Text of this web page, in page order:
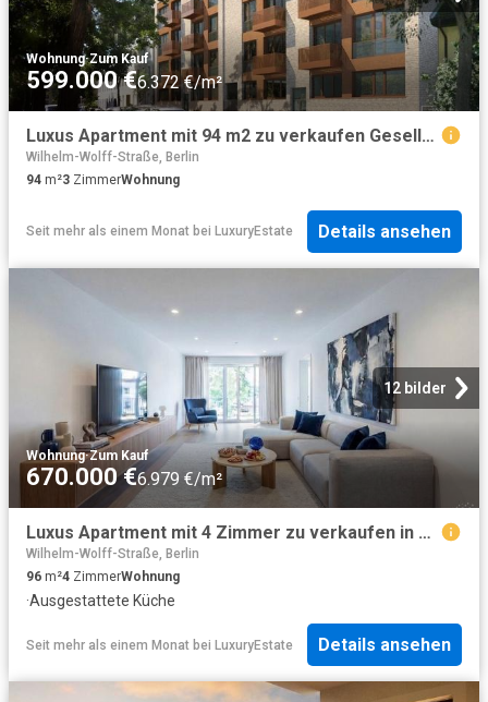
Wohnung·Zum Kauf
599.000 €6.372 €/m²
Luxus Apartment mit 94 m2 zu verkaufen Gesellschaftstraße, 31 / 32, Berlin
Wilhelm-Wolff-Straße, Berlin
94 m²3 ZimmerWohnung
Seit mehr als einem Monat bei LuxuryEstate Details ansehen
12 bilder
Wohnung·Zum Kauf
670.000 €6.979 €/m²
Luxus Apartment mit 4 Zimmer zu verkaufen in Prenzlauer Promenade, 49D, Prenzlauer Berg, Berlin
Wilhelm-Wolff-Straße, Berlin
96 m²4 ZimmerWohnung
·Ausgestattete Küche
Seit mehr als einem Monat bei LuxuryEstate Details ansehen